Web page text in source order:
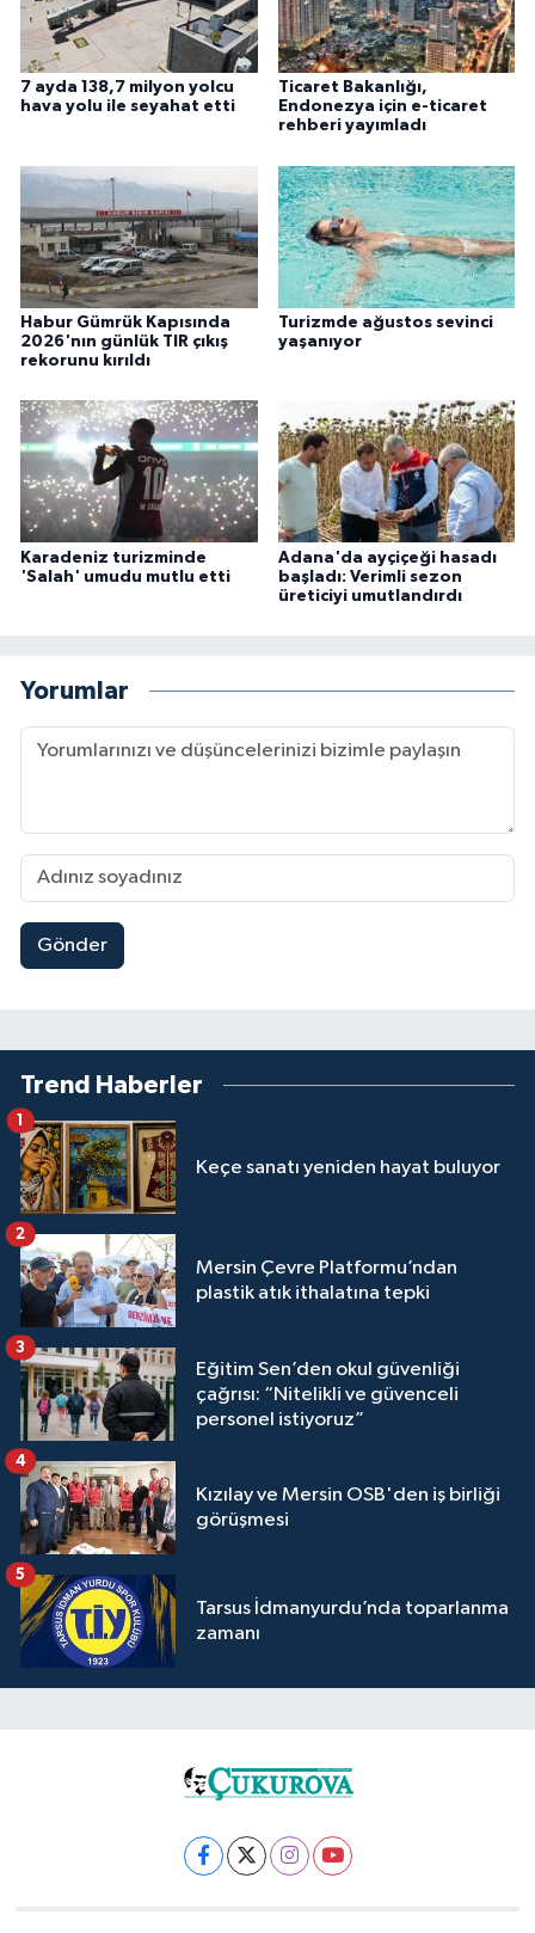
7 ayda 138,7 milyon yolcu
hava yolu ile seyahat etti
Ticaret Bakanlığı,
Endonezya için e-ticaret
rehberi yayımladı
Habur Gümrük Kapısında
2026'nın günlük TIR çıkış
rekorunu kırıldı
Turizmde ağustos sevinci
yaşanıyor
Karadeniz turizminde
'Salah' umudu mutlu etti
Adana'da ayçiçeği hasadı
başladı: Verimli sezon
üreticiyi umutlandırdı
Yorumlar
Gönder
Trend Haberler
Keçe sanatı yeniden hayat buluyor
1
Mersin Çevre Platformu’ndan
plastik atık ithalatına tepki
2
Eğitim Sen’den okul güvenliği
çağrısı: “Nitelikli ve güvenceli
personel istiyoruz”
3
Kızılay ve Mersin OSB'den iş birliği
görüşmesi
4
Tarsus İdmanyurdu’nda toparlanma
zamanı
5